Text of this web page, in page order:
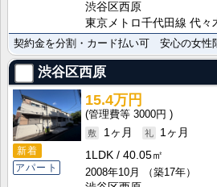
渋谷区西原
東京メトロ千代田線 代々
契約金を分割・カード払い可 安心の女性
渋谷区西原
新着
アパート
15.4万円
3000円
1ヶ月
1ヶ月
1LDK
40.05㎡
2008年10月
（築17年）